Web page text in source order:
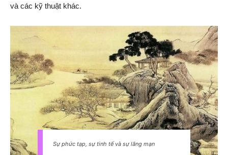
và các kỹ thuật khác.
Sự phức tạp, sự tinh tế và sự lãng mạn